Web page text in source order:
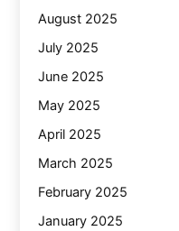
August 2025
July 2025
June 2025
May 2025
April 2025
March 2025
February 2025
January 2025